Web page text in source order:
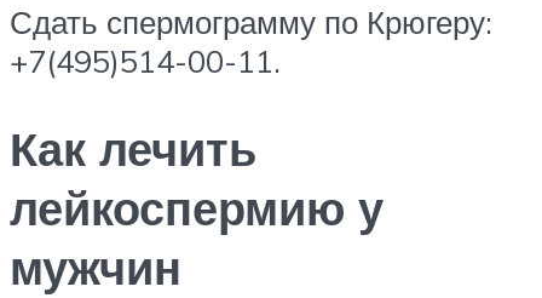
Сдать спермограмму по Крюгеру:
+7(495)514-00-11.
Как лечить
лейкоспермию у
мужчин